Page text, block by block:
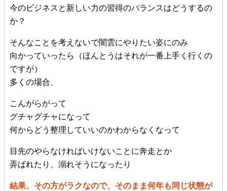
今のビジネスと新しい力の習得のバランスはどうするの
か？
そんなことを考えないで闇雲にやりたい姿にのみ
向かっていったら（ほんとうはそれが一番上手く行くの
ですが）
多くの場合、
こんがらがって
グチャグチャになって
何からどう整理していいのかわからなくなって
目先のやらなければいけないことに奔走とか
弄ばれたり、溺れそうになったり
結果、その方がラクなので、そのまま何年も同じ状態が